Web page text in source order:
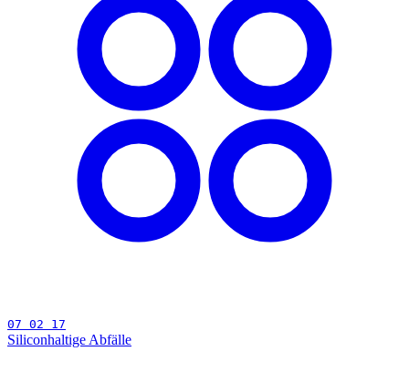
07 02 17
Siliconhaltige Abfälle